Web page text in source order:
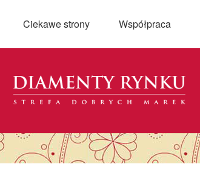
Ciekawe strony Współpraca